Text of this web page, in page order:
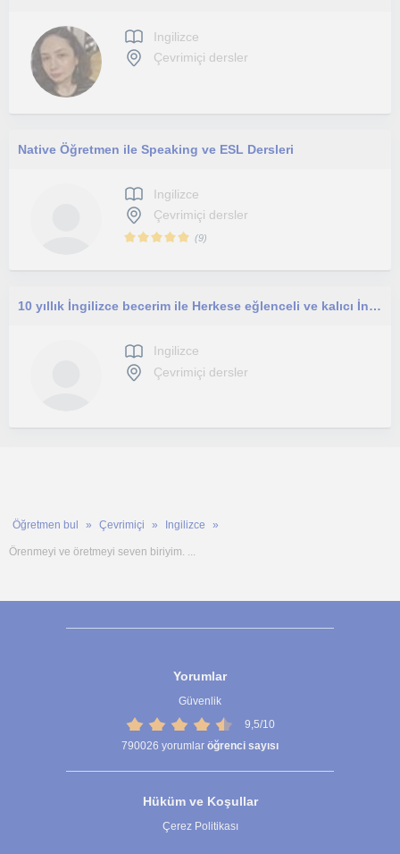
Ingilizce
Çevrimiçi dersler
Native Öğretmen ile Speaking ve ESL Dersleri
Ingilizce
Çevrimiçi dersler
(9)
10 yıllık İngilizce becerim ile Herkese eğlenceli ve kalıcı İngilizce öğretmek istiyorum
Ingilizce
Çevrimiçi dersler
Öğretmen bul Çevrimiçi Ingilizce
Örenmeyi ve öretmeyi seven biriyim. ...
Yorumlar
Güvenlik
9,5/10
790026 yorumlar öğrenci sayısı
Hüküm ve Koşullar
Çerez Politikası